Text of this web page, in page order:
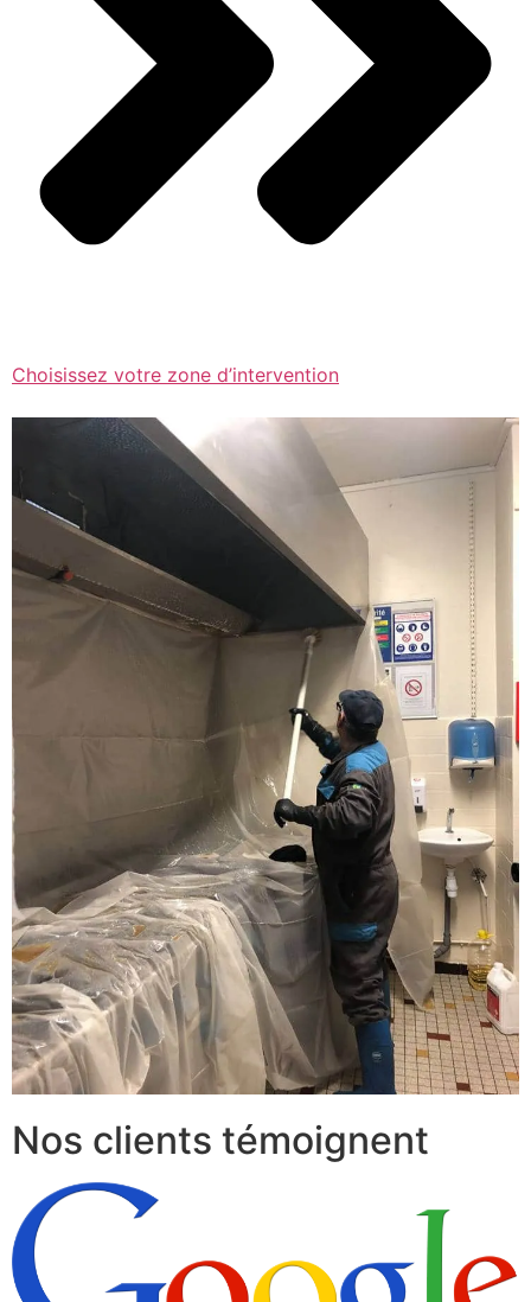
Choisissez votre zone d’intervention
Nos clients témoignent